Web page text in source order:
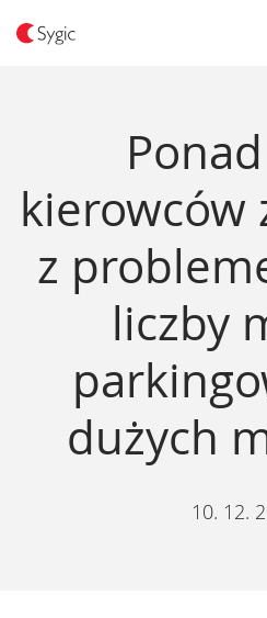
kierowców
z
liczby
dużych
10. 12.